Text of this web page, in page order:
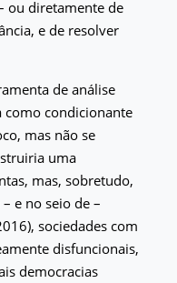
ou diretamente de
e de resolver
de análise
como condicionante
mas não se
uma
mas, sobretudo,
e no seio de –
sociedades com
disfuncionais,
democracias